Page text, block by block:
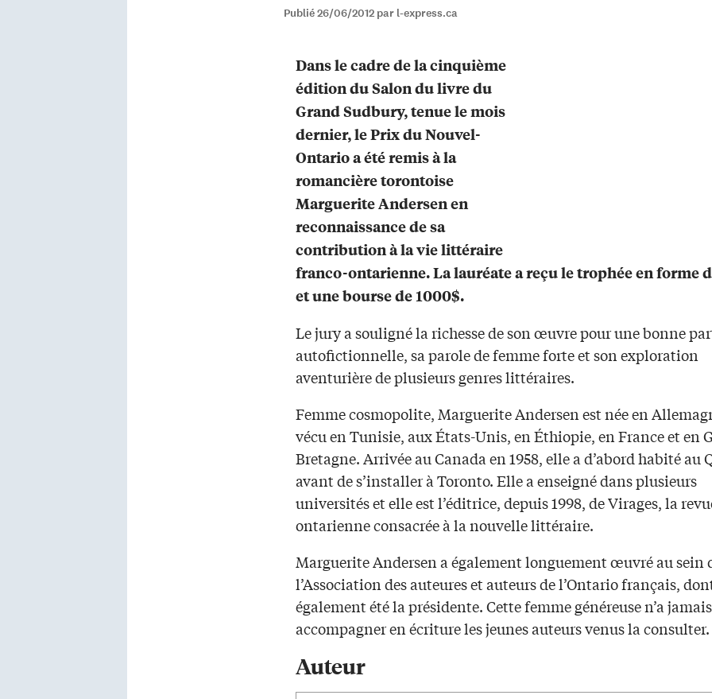
Publié 26/06/2012 par l-express.ca
Dans le cadre de la cinquième
édition du Salon du livre du
Grand Sudbury, tenue le mois
dernier, le Prix du Nouvel-
Ontario a été remis à la
romancière torontoise
Marguerite Andersen en
reconnaissance de sa
contribution à la vie littéraire
franco-ontarienne. La lauréate a reçu le trophée en forme
et une bourse de 1000$.
Le jury a souligné la richesse de son œuvre pour une bonne
autofictionnelle, sa parole de femme forte et son exploration
aventurière de plusieurs genres littéraires.
Femme cosmopolite, Marguerite Andersen est née en
vécu en Tunisie, aux États-Unis, en Éthiopie, en France et en
Bretagne. Arrivée au Canada en 1958, elle a d’abord habité au
avant de s’installer à Toronto. Elle a enseigné dans plusieurs
universités et elle est l’éditrice, depuis 1998, de Virages, la
ontarienne consacrée à la nouvelle littéraire.
Marguerite Andersen a également longuement œuvré au sein
l’Association des auteures et auteurs de l’Ontario français,
également été la présidente. Cette femme généreuse n’a
accompagner en écriture les jeunes auteurs venus la consulter.
Auteur